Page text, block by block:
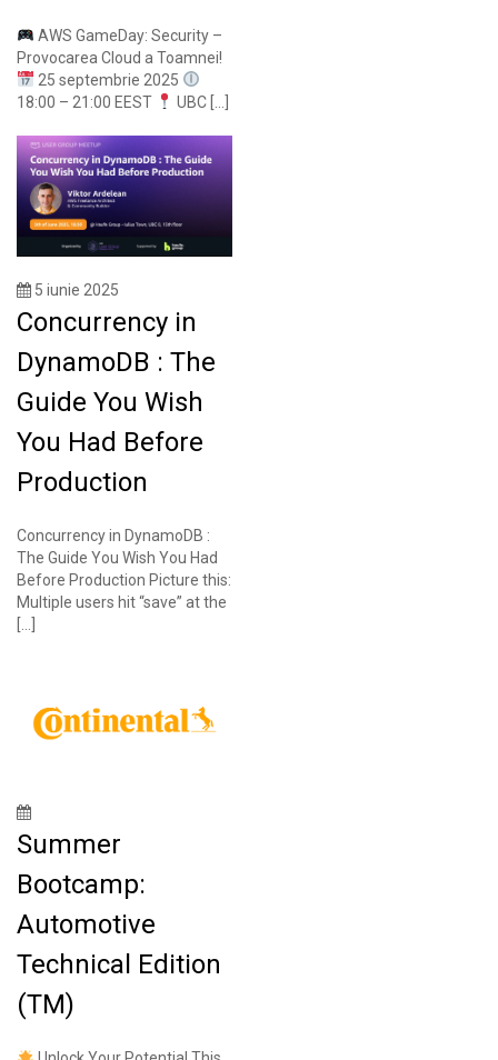
AWS GameDay: Security –
Provocarea Cloud a Toamnei!
25 septembrie 2025
18:00 – 21:00 EEST
UBC […]
5 iunie 2025
Concurrency in
DynamoDB : The
Guide You Wish
You Had Before
Production
Concurrency in DynamoDB :
The Guide You Wish You Had
Before Production Picture this:
Multiple users hit “save” at the
Summer
Bootcamp:
Automotive
Technical Edition
(TM)